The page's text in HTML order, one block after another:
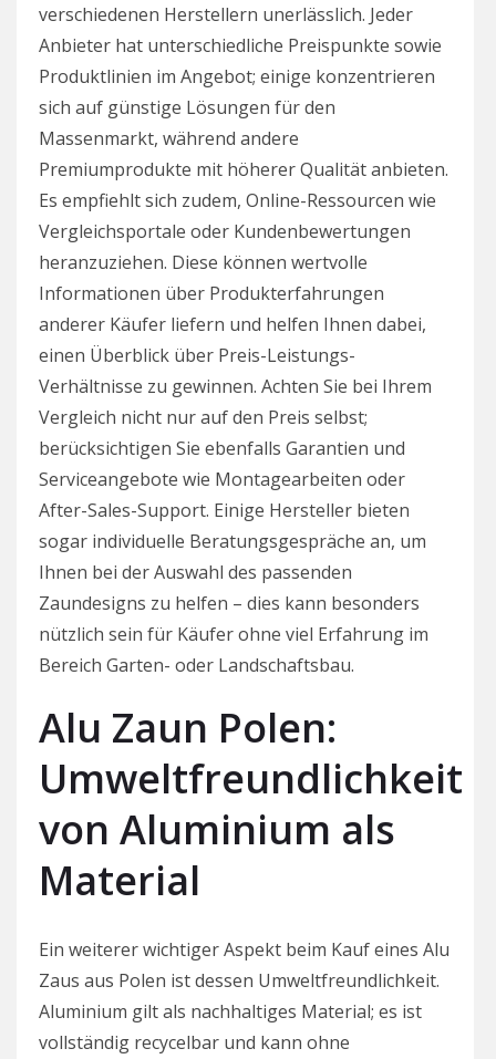
verschiedenen Herstellern unerlässlich. Jeder
Anbieter hat unterschiedliche Preispunkte sowie
Produktlinien im Angebot; einige konzentrieren
sich auf günstige Lösungen für den
Massenmarkt, während andere
Premiumprodukte mit höherer Qualität anbieten.
Es empfiehlt sich zudem, Online-Ressourcen wie
Vergleichsportale oder Kundenbewertungen
heranzuziehen. Diese können wertvolle
Informationen über Produkterfahrungen
anderer Käufer liefern und helfen Ihnen dabei,
einen Überblick über Preis-Leistungs-
Verhältnisse zu gewinnen. Achten Sie bei Ihrem
Vergleich nicht nur auf den Preis selbst;
berücksichtigen Sie ebenfalls Garantien und
Serviceangebote wie Montagearbeiten oder
After-Sales-Support. Einige Hersteller bieten
sogar individuelle Beratungsgespräche an, um
Ihnen bei der Auswahl des passenden
Zaundesigns zu helfen – dies kann besonders
nützlich sein für Käufer ohne viel Erfahrung im
Bereich Garten- oder Landschaftsbau.
Alu Zaun Polen:
Umweltfreundlichkeit
von Aluminium als
Material
Ein weiterer wichtiger Aspekt beim Kauf eines Alu
Zaus aus Polen ist dessen Umweltfreundlichkeit.
Aluminium gilt als nachhaltiges Material; es ist
vollständig recycelbar und kann ohne